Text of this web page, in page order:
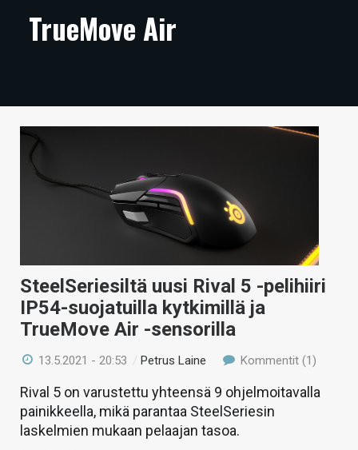
ARTIKKELIT
TECHBBS
TIETOA
HINTA.FI
HAKU
TrueMove Air
SteelSeriesiltä uusi Rival 5 -pelihiiri
IP54-suojatuilla kytkimillä ja
TrueMove Air -sensorilla
13.5.2021 - 20:53 /Petrus Laine Kommentit (1)
Rival 5 on varustettu yhteensä 9 ohjelmoitavalla
painikkeella, mikä parantaa SteelSeriesin
laskelmien mukaan pelaajan tasoa.